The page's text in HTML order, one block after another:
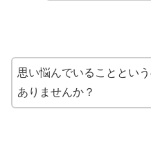
思い悩んでいることとい
ありませんか？